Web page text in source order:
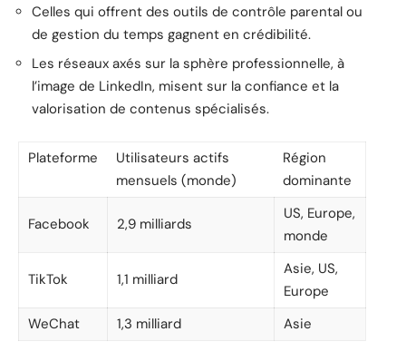
Celles qui offrent des outils de contrôle parental ou
de gestion du temps gagnent en crédibilité.
Les réseaux axés sur la sphère professionnelle, à
l’image de LinkedIn, misent sur la confiance et la
valorisation de contenus spécialisés.
Plateforme
Utilisateurs actifs
mensuels (monde)
Région
dominante
Facebook 2,9 milliards
US, Europe,
monde
TikTok 1,1 milliard
Asie, US,
Europe
WeChat
1,3 milliard Asie